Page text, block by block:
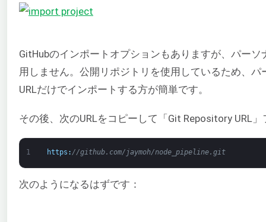
GitHubのインポートオプションもありますが、パー
用しません。公開リポジトリを使用しているため、
URLだけでインポートする方が簡単です。
その後、次のURLをコピーして「Git Repository URL
1 https : //github.com/jaymoh/node_pipeline.git
次のようになるはずです：